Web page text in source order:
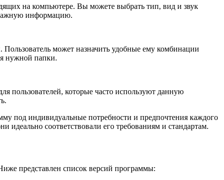
на компьютере. Вы можете выбрать тип, вид и звук
информацию.
может назначить удобные ему комбинации
нужной папки.
пользователей, которые часто используют данную
под индивидуальные потребности и предпочтения каждого
идеально соответствовали его требованиям и стандартам.
представлен список версий программы: